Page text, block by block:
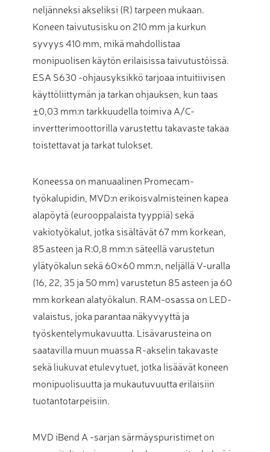
neljänneksi akseliksi (R) tarpeen mukaan.
Koneen taivutusisku on 210 mm ja kurkun
syvyys 410 mm, mikä mahdollistaa
monipuolisen käytön erilaisissa taivutustöissä.
ESA S630 -ohjausyksikkö tarjoaa intuitiivisen
käyttöliittymän ja tarkan ohjauksen, kun taas
±0,03 mm:n tarkkuudella toimiva A/C-
invertterimoottorilla varustettu takavaste takaa
toistettavat ja tarkat tulokset.
Koneessa on manuaalinen Promecam-
työkalupidin, MVD:n erikoisvalmisteinen kapea
alapöytä (eurooppalaista tyyppiä) sekä
vakiotyökalut, jotka sisältävät 67 mm korkean,
85 asteen ja R:0,8 mm:n säteellä varustetun
ylätyökalun sekä 60×60 mm:n, neljällä V-uralla
(16, 22, 35 ja 50 mm) varustetun 85 asteen ja 60
mm korkean alatyökalun. RAM-osassa on LED-
valaistus, joka parantaa näkyvyyttä ja
työskentelymukavuutta. Lisävarusteina on
saatavilla muun muassa R-akselin takavaste
sekä liukuvat etulevytuet, jotka lisäävät koneen
monipuolisuutta ja mukautuvuutta erilaisiin
tuotantotarpeisiin.
MVD iBend A -sarjan särmäyspuristimet on